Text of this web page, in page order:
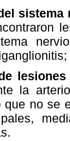
sistema
la
que no se